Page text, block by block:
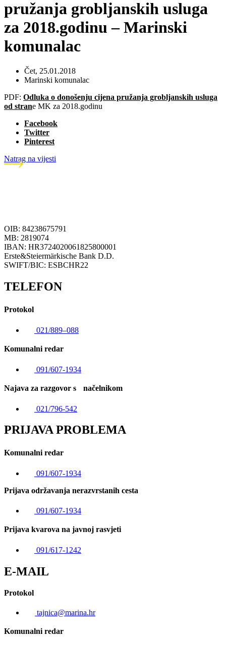
pružanja grobljanskih usluga
za 2018.godinu – Marinski
komunalac
Čet, 25.01.2018
Marinski komunalac
PDF: Odluka o donošenju cijena pružanja grobljanskih usluga
od strane MK za 2018.godinu
Facebook
Twitter
Pinterest
Natrag na vijesti
OIB: 84238675791
MB: 2819074
IBAN: HR3724020061825800001
Erste&Steiermärkische Bank D.D.
SWIFT/BIC: ESBCHR22
TELEFON
Protokol
021/889–088
Komunalni redar
091/607-1934
Najava za razgovor s načelnikom
021/796-542
PRIJAVA PROBLEMA
Komunalni redar
091/607-1934
Prijava održavanja nerazvrstanih cesta
091/607-1934
Prijava kvarova na javnoj rasvjeti
091/617-1242
E-MAIL
Protokol
tajnica@marina.hr
Komunalni redar